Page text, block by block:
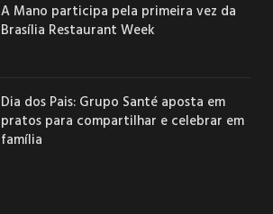
A Mano participa pela primeira vez da
Brasília Restaurant Week
Dia dos Pais: Grupo Santé aposta em
pratos para compartilhar e celebrar em
família